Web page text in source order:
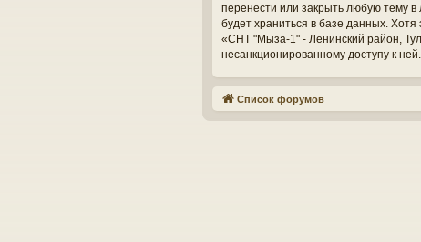
перенести или закрыть любую тему
будет храниться в базе данных.
«СНТ "Мыза-1" - Ленинский район,
несанкционированному доступу к ней.
Список форумов